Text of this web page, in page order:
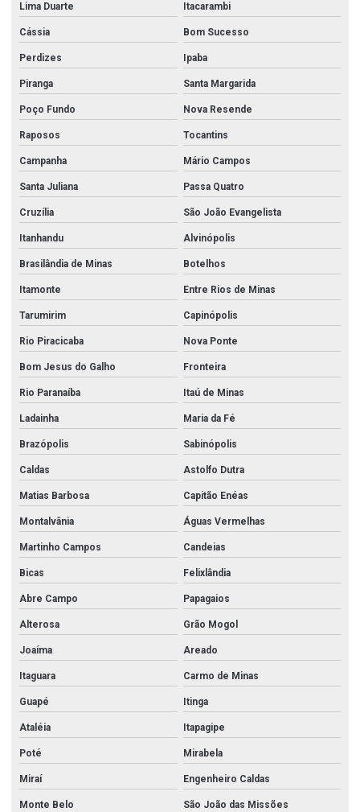
Lima Duarte Itacarambi
Cássia Bom Sucesso
Perdizes Ipaba
Piranga Santa Margarida
Poço Fundo Nova Resende
Raposos Tocantins
Campanha Mário Campos
Santa Juliana Passa Quatro
Cruzília São João Evangelista
Itanhandu Alvinópolis
Brasilândia de Minas Botelhos
Itamonte Entre Rios de Minas
Tarumirim Capinópolis
Rio Piracicaba Nova Ponte
Bom Jesus do Galho Fronteira
Rio Paranaíba Itaú de Minas
Ladainha Maria da Fé
Brazópolis Sabinópolis
Caldas Astolfo Dutra
Matias Barbosa Capitão Enéas
Montalvânia Águas Vermelhas
Martinho Campos Candeias
Bicas Felixlândia
Abre Campo Papagaios
Alterosa Grão Mogol
Joaíma Areado
Itaguara Carmo de Minas
Guapé Itinga
Ataléia Itapagipe
Poté Mirabela
Miraí Engenheiro Caldas
Monte Belo São João das Missões